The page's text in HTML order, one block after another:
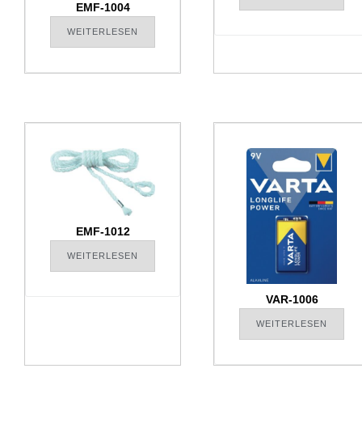
EMF-1004
WEITERLESEN
EMF-1012
WEITERLESEN
VAR-1006
WEITERLESEN